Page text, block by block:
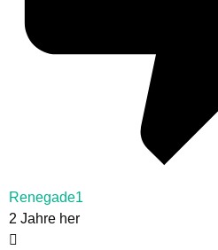
Renegade1
2 Jahre her